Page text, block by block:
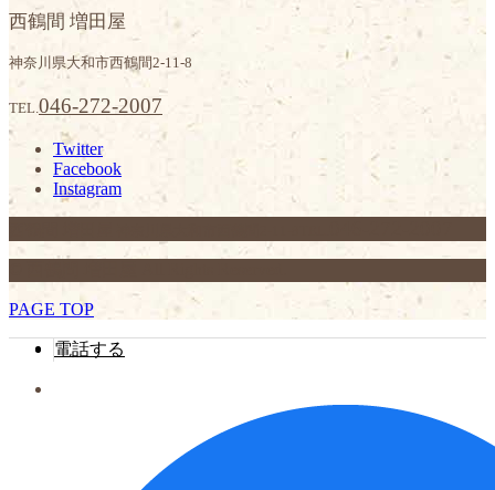
西鶴間 増田屋
神奈川県大和市西鶴間2-11-8
TEL.046-272-2007
Twitter
Facebook
Instagram
PAGE TOP
電話する